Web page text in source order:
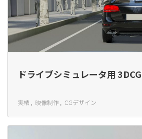
ドライブシミュレータ用
実績 映像制作 CGデザイン